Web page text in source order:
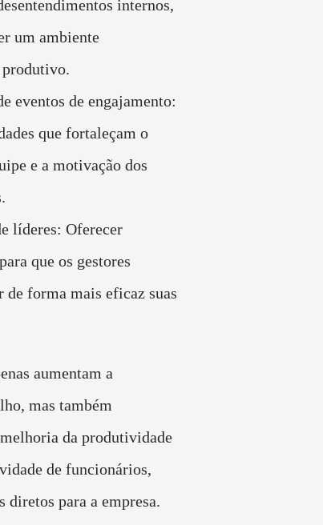
internos,
um ambiente
eventos de engajamento:
que fortaleçam o
e a motivação dos
líderes: Oferecer
que os gestores
de forma mais eficaz suas
aumentam a
mas também
da produtividade
de funcionários,
diretos para a empresa.